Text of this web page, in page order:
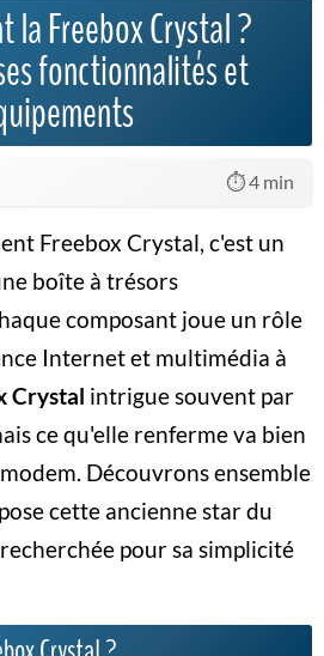
la Freebox Crystal ?
fonctionnalités et
⏱️ 4 min
Freebox Crystal, c'est un
boîte à trésors
composant joue un rôle
Internet et multimédia à
Crystal intrigue souvent par
ce qu'elle renferme va bien
Découvrons ensemble
cette ancienne star du
pour sa simplicité